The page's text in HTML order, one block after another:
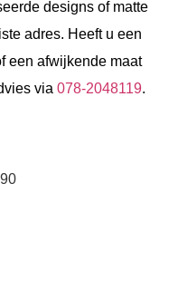
designs of matte
adres. Heeft u een
een afwijkende maat
via 078-2048119.